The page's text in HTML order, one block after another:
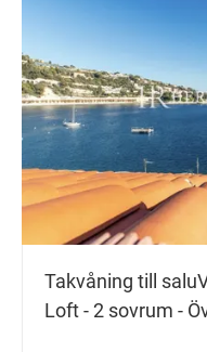
Takvåning till salu
Loft - 2 sovrum -